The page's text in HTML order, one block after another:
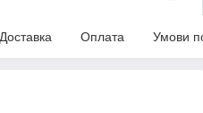
Доставка Оплата Умови